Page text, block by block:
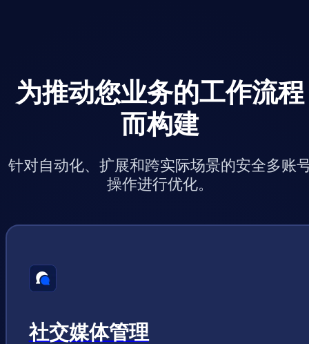
为推动您业务的工作流程
而构建
针对自动化、扩展和跨实际场景的安全多账
操作进行优化。
社交媒体管理